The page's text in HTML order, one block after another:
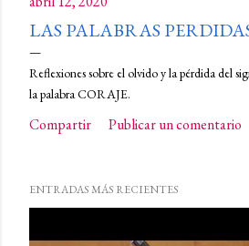
LAS PALABRAS
Reflexiones sobre el olvido y la pérdida del
la palabra CORAJE.
Compartir Publicar un comentario
ENTRADAS MÁS RECIENTES